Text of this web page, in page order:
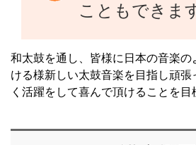
こともできま
和太鼓を通し、皆様に日本の音楽
ける様新しい太鼓音楽を目指し頑
く活躍をして喜んで頂けることを目